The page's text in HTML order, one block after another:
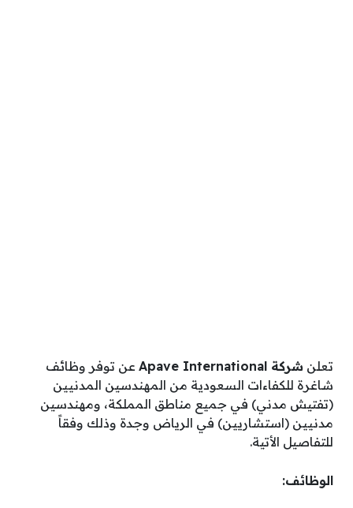
تعلن شركة Apave International
عن توفر وظائف
شاغرة للكفاءات السعودية من المهندسين المدنيين
(تفتيش مدني) في جميع مناطق المملكة، ومهندسين
مدنيين (استشاريين) في الرياض وجدة وذلك وفقاً
للتفاصيل الأتية.
الوظائف: